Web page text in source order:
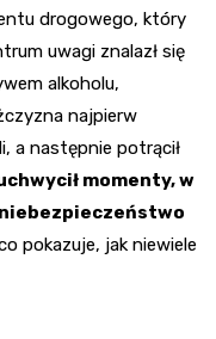
drogowego, który
uwagi znalazł się
alkoholu,
najpierw
a następnie potrącił
momenty, w
niebezpieczeństwo
pokazuje, jak niewiele